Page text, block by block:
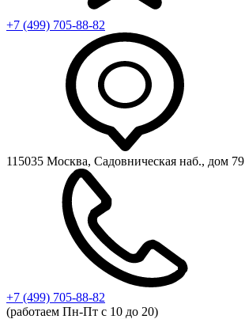
+7 (499) 705-88-82
115035 Москва, Садовническая наб., дом 79
+7 (499) 705-88-82
(работаем Пн-Пт с 10 до 20)